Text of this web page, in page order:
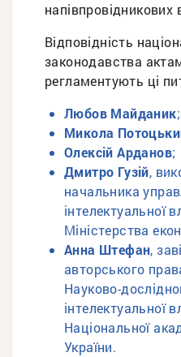
напівпровідникових
Відповідність
законодавства
регламентують ці
Любов Майданик;
Микола
Олексій Арданов;
Дмитро Гузій,
начальника
інтелектуальної
Міністерства
Анна Штефан,
авторського
Науково-
інтелектуальної
Національної
України.